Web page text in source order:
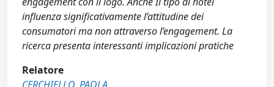
influenza significativamente l’attitudine dei
consumatori ma non attraverso l’engagement. La
ricerca presenta interessanti implicazioni pratiche
Relatore